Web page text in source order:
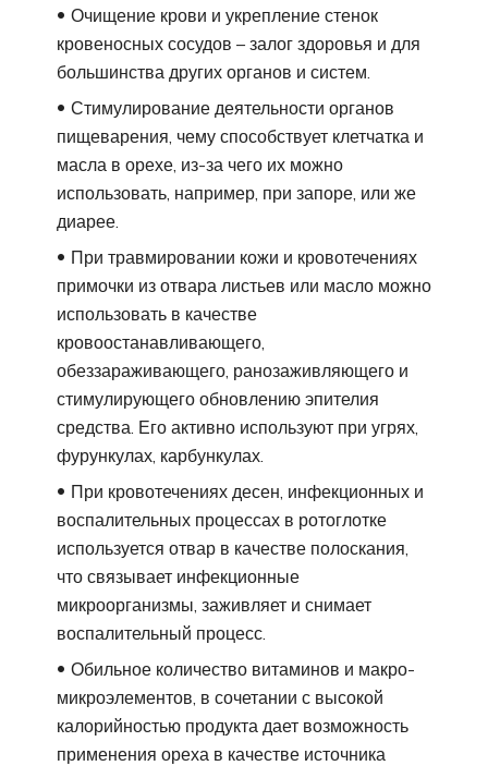
Очищение крови и укрепление стенок
кровеносных сосудов – залог здоровья и для
большинства других органов и систем.
Стимулирование деятельности органов
пищеварения, чему способствует клетчатка и
масла в орехе, из-за чего их можно
использовать, например, при запоре, или же
диарее.
При травмировании кожи и кровотечениях
примочки из отвара листьев или масло можно
использовать в качестве
кровоостанавливающего,
обеззараживающего, ранозаживляющего и
стимулирующего обновлению эпителия
средства. Его активно используют при угрях,
фурункулах, карбункулах.
При кровотечениях десен, инфекционных и
воспалительных процессах в ротоглотке
используется отвар в качестве полоскания,
что связывает инфекционные
микроорганизмы, заживляет и снимает
воспалительный процесс.
Обильное количество витаминов и макро-
микроэлементов, в сочетании с высокой
калорийностью продукта дает возможность
применения ореха в качестве источника